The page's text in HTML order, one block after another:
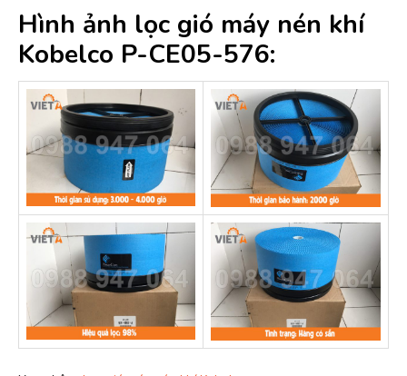
Hình ảnh lọc gió máy nén khí
Kobelco P-CE05-576: